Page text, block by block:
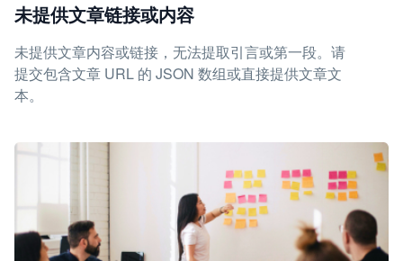
未提供文章链接或内容
未提供文章内容或链接，无法提取引言或第一段。请
提交包含文章 URL 的 JSON 数组或直接提供文章文
本。